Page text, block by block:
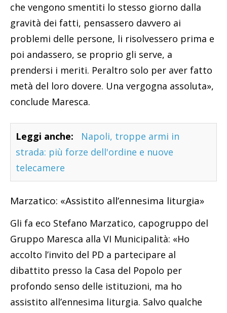
che vengono smentiti lo stesso giorno dalla
gravità dei fatti, pensassero davvero ai
problemi delle persone, li risolvessero prima e
poi andassero, se proprio gli serve, a
prendersi i meriti. Peraltro solo per aver fatto
metà del loro dovere. Una vergogna assoluta»,
conclude Maresca.
Leggi anche:
Napoli, troppe armi in
strada: più forze dell'ordine e nuove
telecamere
Marzatico: «Assistito all’ennesima liturgia»
Gli fa eco Stefano Marzatico, capogruppo del
Gruppo Maresca alla VI Municipalità: «Ho
accolto l’invito del PD a partecipare al
dibattito presso la Casa del Popolo per
profondo senso delle istituzioni, ma ho
assistito all’ennesima liturgia. Salvo qualche